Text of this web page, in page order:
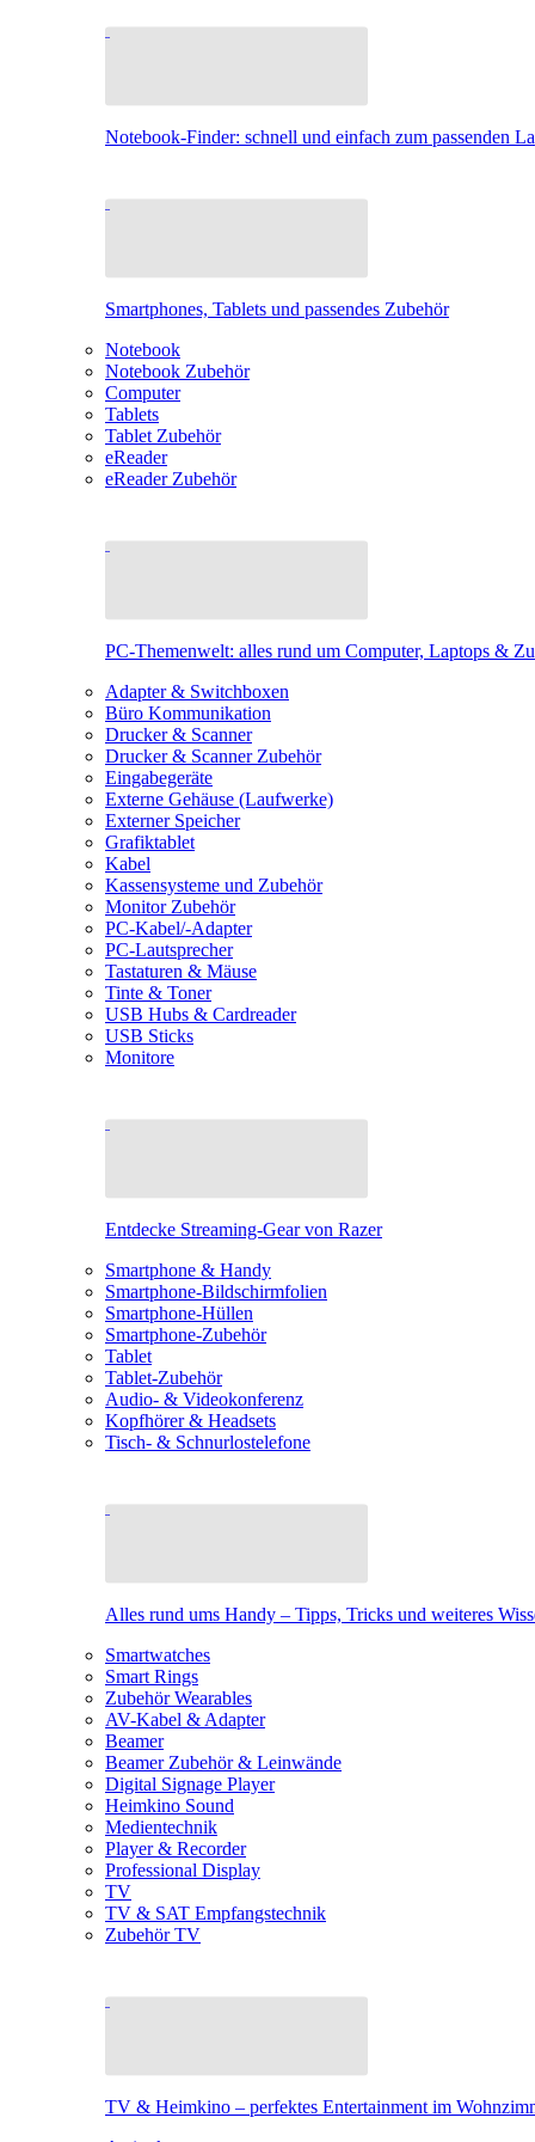
Notebook-Finder: schnell und einfach zum passenden
Smartphones, Tablets und passendes Zubehör
Notebook
Notebook Zubehör
Computer
Tablets
Tablet Zubehör
eReader
eReader Zubehör
PC-Themenwelt: alles rund um Computer, Laptops &
Adapter & Switchboxen
Büro Kommunikation
Drucker & Scanner
Drucker & Scanner Zubehör
Eingabegeräte
Externe Gehäuse (Laufwerke)
Externer Speicher
Grafiktablet
Kabel
Kassensysteme und Zubehör
Monitor Zubehör
PC-Kabel/-Adapter
PC-Lautsprecher
Tastaturen & Mäuse
Tinte & Toner
USB Hubs & Cardreader
USB Sticks
Monitore
Entdecke Streaming-Gear von Razer
Smartphone & Handy
Smartphone-Bildschirmfolien
Smartphone-Hüllen
Smartphone-Zubehör
Tablet
Tablet-Zubehör
Audio- & Videokonferenz
Kopfhörer & Headsets
Tisch- & Schnurlostelefone
Alles rund ums Handy – Tipps, Tricks und weiteres
Smartwatches
Smart Rings
Zubehör Wearables
AV-Kabel & Adapter
Beamer
Beamer Zubehör & Leinwände
Digital Signage Player
Heimkino Sound
Medientechnik
Player & Recorder
Professional Display
TV
TV & SAT Empfangstechnik
Zubehör TV
TV & Heimkino – perfektes Entertainment im